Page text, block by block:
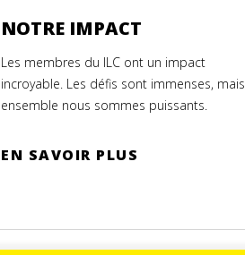
NOTRE IMPACT
Les membres du ILC ont un impact
incroyable. Les défis sont immenses, mais
ensemble nous sommes puissants.
EN SAVOIR PLUS